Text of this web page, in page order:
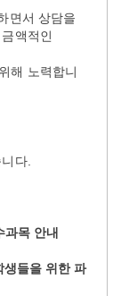
면서 상담을
액적인
해 노력합니
다.
과목 안내
생들을 위한 파